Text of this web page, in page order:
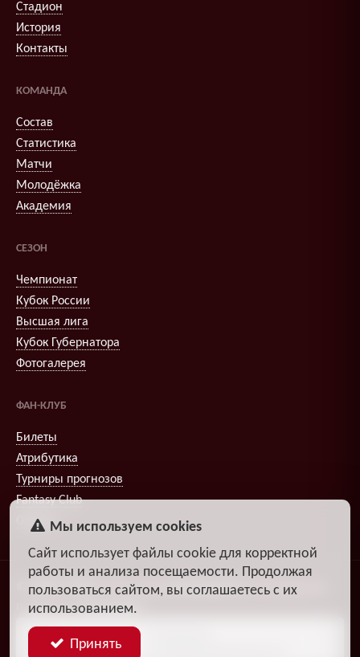
Стадион
История
Контакты
КОМАНДА
Состав
Статистика
Матчи
Молодёжка
Академия
СЕЗОН
Чемпионат
Кубок России
Высшая лига
Кубок Губернатора
Фотогалерея
ФАН-КЛУБ
Билеты
Атрибутика
Турниры прогнозов
Fantasy Club
Опросы
© 2009–2026,АлександрDiosEspectroЛитвиненко
Поддержка:группа ДЗЧРХ
Блог
разработчика
Мы используем cookies
Сайт использует файлы cookie для корректной
работы и анализа посещаемости. Продолжая
пользоваться сайтом, вы соглашаетесь с их
использованием.
Принять